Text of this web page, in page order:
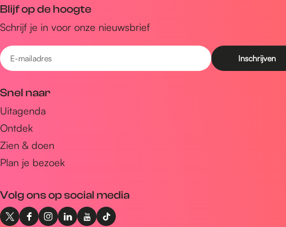
u
s
Blijf op de hoogte
Schrijf je in voor onze nieuwsbrief
E
-
a
i
l
a
d
e
Snel naar
Uitagenda
Ontdek
Zien & doen
Plan je bezoek
Volg ons op social media
X F I L Y T